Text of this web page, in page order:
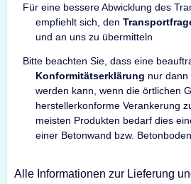
Für eine bessere Abwicklung des
empfiehlt sich, den
und an uns zu übermitteln
Bitte beachten Sie, dass eine
Konformitätserklärung nur dann
werden kann, wenn die örtlichen
herstellerkonforme Verankerung
meisten Produkten bedarf dies
einer Betonwand bzw.
Alle Informationen zur Lieferung